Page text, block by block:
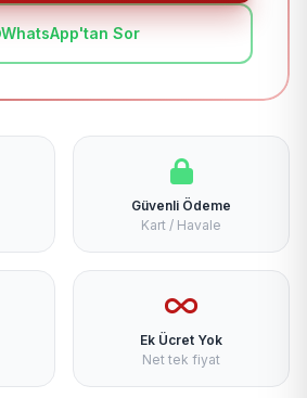
WhatsApp'tan Sor
Güvenli Ödeme
Kart / Havale
Ek Ücret Yok
Net tek fiyat